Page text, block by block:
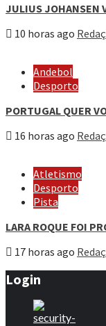
JULIUS JOHANSEN
10 horas ago
Andebol
Desporto
PORTUGAL QUER
16 horas ago
Atletismo
Desporto
Pista
LARA ROQUE FOI
17 horas ago
Login